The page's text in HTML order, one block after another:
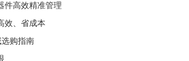
件高效精准管理
效、省成本
选购指南